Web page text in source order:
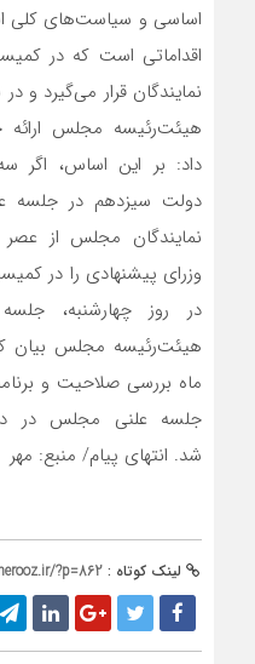
اساسی و سیاست‌های کلی
اقداماتی است که در
نمایندگان قرار می‌گیرد و
هیئت‌رئیسه مجلس ارائه
داد: بر این اساس، اگر
دولت سیزدهم در جلسه
نمایندگان مجلس از عصر
وزرای پیشنهادی را در
در روز چهارشنبه،
ماه بررسی صلاحیت و
جلسه علنی مجلس در
شد. انتهای پیام/ منبع: مهر
لینک کوتاه : ?p=862